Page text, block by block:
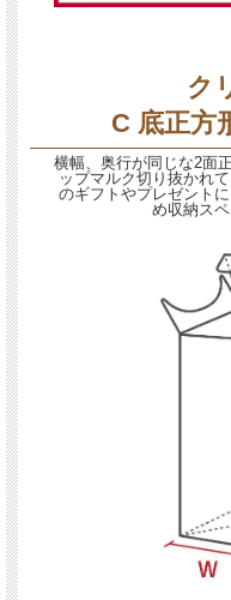
ク
C 底正
横幅、奥行が同じな2面
ップマルク切り抜かれ
のギフトやプレゼント
め収納スペ